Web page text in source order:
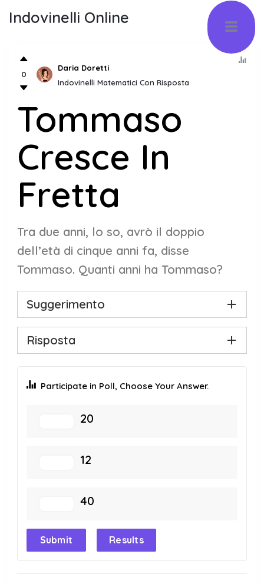
Indovinelli Online
0
Daria Doretti
Indovinelli Matematici Con Risposta
Tommaso
Cresce In
Fretta
Tra due anni, lo so, avrò il doppio
dell’età di cinque anni fa, disse
Tommaso. Quanti anni ha Tommaso?
Suggerimento
Risposta
Participate in Poll, Choose Your Answer.
20
12
40
Submit Results